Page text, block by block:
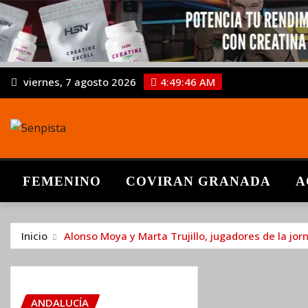
viernes, 7 agosto 2026 4:49:46 AM
FEMENINO COVIRAN GRANADA
Inicio Alonso Moya y Marta Trujillo, jugadores de la
ANDALUCÍA